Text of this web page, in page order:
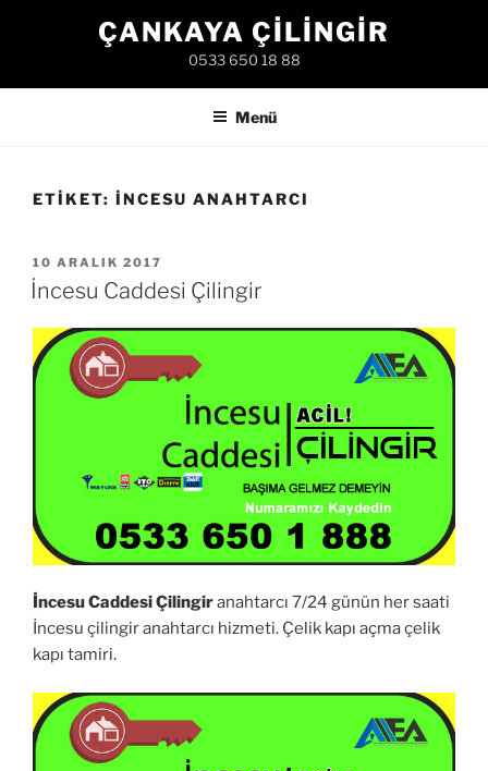
ÇANKAYA ÇILINGIR
0533 650 18 88
Menü
ETIKET: İNCESU ANAHTARCI
YAYIM
TARIHI
10 ARALIK 2017
İncesu Caddesi Çilingir
İncesu Caddesi Çilingiranahtarcı 7/24 günün her saati
İncesu çilingir anahtarcı hizmeti. Çelik kapı açma çelik
kapı tamiri.